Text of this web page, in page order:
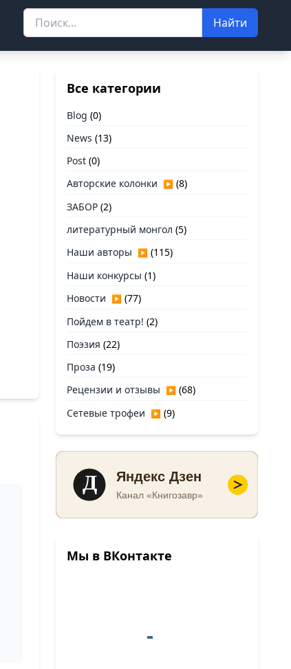
Найти
Все категории
Blog (0)
News (13)
Post (0)
Авторские колонки ▶ (8)
ЗАБОР (2)
литературный монгол (5)
Наши авторы ▶ (115)
Наши конкурсы (1)
Новости ▶ (77)
Пойдем в театр! (2)
Поэзия (22)
Проза (19)
Рецензии и отзывы ▶ (68)
Сетевые трофеи ▶ (9)
Д Яндекс Дзен
Канал «Книгозавр»
Мы в ВКонтакте